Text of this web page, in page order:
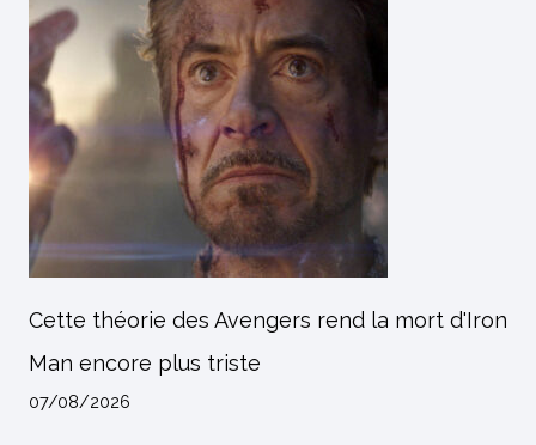
Cette théorie des Avengers rend la mort d'Iron
Man encore plus triste
07/08/2026